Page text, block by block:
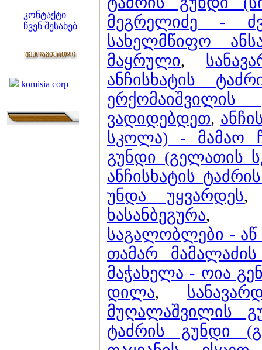
კონტაქტი
ჩვენ შესახებ
komisia corp
მეგრელიძე -
სახელმწიფო
მაყრული,
ანჩისხატის
ვადიდებდეთ,
სკოლა) - მამაო
გუნდი (გელათის
ანჩისხატის
უნდა უყვარდეს
ხასანბეგურა
საგალობლები - აწ
თამარ
მაჭახელა - ოია
დილა,
მუღალაშვილის
ტაძრის გუნდი